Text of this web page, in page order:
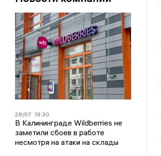
28/07 19:30
В Калининграде Wildberries не
заметили сбоев в работе
несмотря на атаки на склады